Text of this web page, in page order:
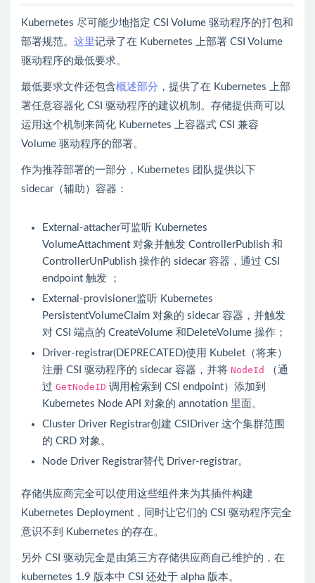
Kubernetes 尽可能少地指定 CSI Volume 驱动程序的打包和
部署规范。 这里记录了在 Kubernetes 上部署 CSI Volume
驱动程序的最低要求。
最低要求文件还包含概述部分 ，提供了在 Kubernetes 上部
署任意容器化 CSI 驱动程序的建议机制。存储提供商可以
运用这个机制来简化 Kubernetes 上容器式 CSI 兼容
Volume 驱动程序的部署。
作为推荐部署的一部分，Kubernetes 团队提供以下
sidecar（辅助）容器：
External-attacher可监听 Kubernetes
VolumeAttachment 对象并触发 ControllerPublish 和
ControllerUnPublish 操作的 sidecar 容器，通过 CSI
endpoint 触发 ；
External-provisioner监听 Kubernetes
PersistentVolumeClaim 对象的 sidecar 容器，并触发
对 CSI 端点的 CreateVolume 和DeleteVolume 操作；
Driver-registrar(DEPRECATED)使用 Kubelet（将来）
注册 CSI 驱动程序的 sidecar 容器，并将 NodeId
（通
过 GetNodeID 调用检索到 CSI endpoint）添加到
Kubernetes Node API 对象的 annotation 里面。
Cluster Driver Registrar创建 CSIDriver 这个集群范围
的 CRD 对象。
Node Driver Registrar替代 Driver-registrar。
存储供应商完全可以使用这些组件来为其插件构建
Kubernetes Deployment，同时让它们的 CSI 驱动程序完全
意识不到 Kubernetes 的存在。
另外 CSI 驱动完全是由第三方存储供应商自己维护的，在
kubernetes 1.9 版本中 CSI 还处于 alpha 版本。